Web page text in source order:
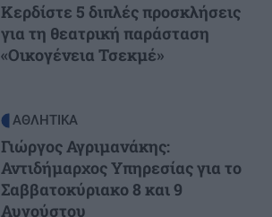
Κερδίστε 5 διπλές προσκλήσεις
για τη θεατρική παράσταση
«Οικογένεια Τσεκμέ»
ΑΘΛΗΤΙΚΑ
Γιώργος Αγριμανάκης:
Αντιδήμαρχος Υπηρεσίας για το
Σαββατοκύριακο 8 και 9
Αυγούστου